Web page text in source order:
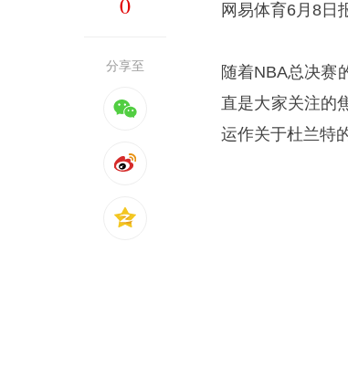
分享至
网易体育6月8日
随着NBA总决赛
直是大家关注的
运作关于杜兰特